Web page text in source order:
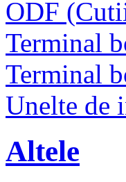
ODF
Terminal
Terminal
Unelte de
Altele